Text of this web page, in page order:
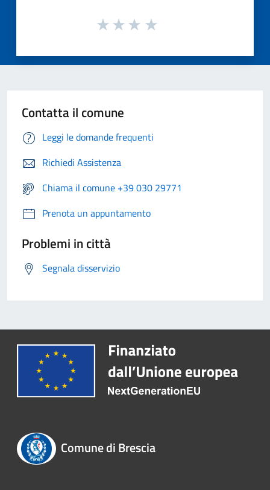
Contatta il comune
Leggi le domande frequenti
Richiedi Assistenza
Chiama il comune +39 030 29771
Prenota un appuntamento
Problemi in città
Segnala disservizio
Comune di Brescia